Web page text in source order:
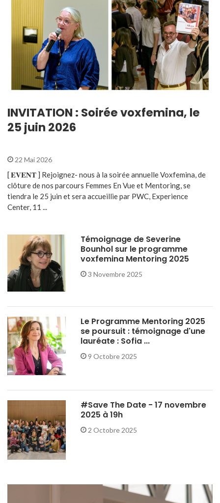
INVITATION : Soirée voxfemina, le
25 juin 2026
22 Mai 2026
[ 𝐄𝐕𝐄𝐍𝐓 ] Rejoignez- nous à la soirée annuelle Voxfemina, de
clôture de nos parcours Femmes En Vue et Mentoring, se
tiendra le 25 juin et sera accueillie par PWC, Experience
Center, 11 ...
Témoignage de Severine
Bounhol sur le programme
voxfemina Mentoring 2025
3 Novembre 2025
Le Programme Mentoring 2025
se poursuit : témoignage d'une
lauréate : Sofia ...
9 Octobre 2025
#Save The Date - 17 novembre
2025 à 19h
2 Octobre 2025